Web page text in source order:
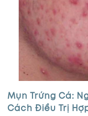
Mụn Trứng Cá:
Cách Điều Trị